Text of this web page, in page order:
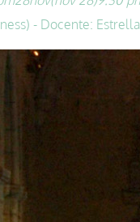
- Docente: